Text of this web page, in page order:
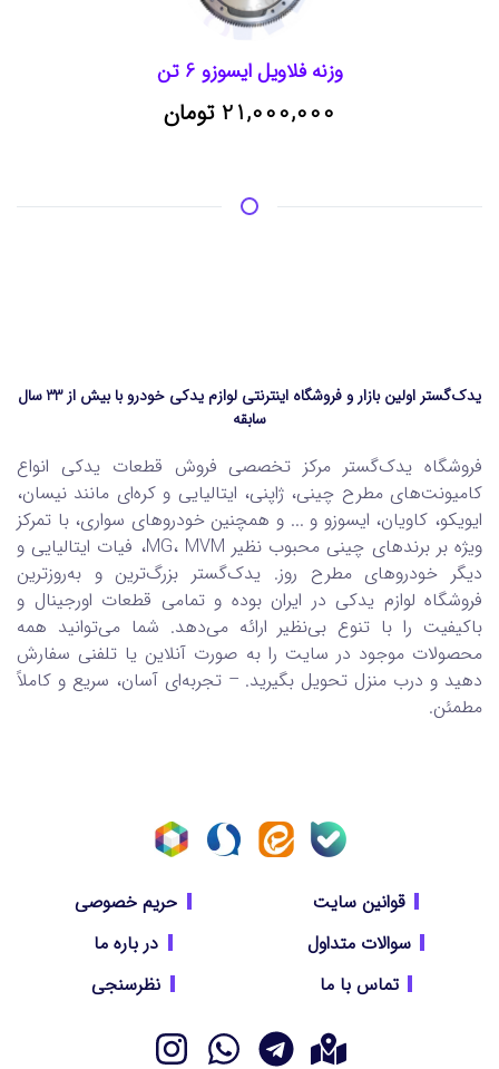
وزنه فلاویل ایسوزو 6 تن
21,000,000 تومان
یدک‌گستر اولین بازار و فروشگاه اینترنتی لوازم یدکی خودرو با بیش از 33 سال
سابقه
فروشگاه یدک‌گستر مرکز تخصصی فروش قطعات یدکی انواع
کامیونت‌های مطرح چینی، ژاپنی، ایتالیایی و کره‌ای مانند نیسان،
ایویکو، کاویان، ایسوزو و ... و همچنین خودروهای سواری، با تمرکز
ویژه بر برندهای چینی محبوب نظیر MG، MVM، فیات ایتالیایی و
دیگر خودروهای مطرح روز. یدک‌گستر بزرگ‌ترین و به‌روزترین
فروشگاه لوازم یدکی در ایران بوده و تمامی قطعات اورجینال و
باکیفیت را با تنوع بی‌نظیر ارائه می‌دهد. شما می‌توانید همه
محصولات موجود در سایت را به صورت آنلاین یا تلفنی سفارش
دهید و درب منزل تحویل بگیرید. – تجربه‌ای آسان، سریع و کاملاً
مطمئن.
قوانین سایت
حریم خصوصی
سوالات متداول
در باره ما
تماس با ما
نظرسنجی